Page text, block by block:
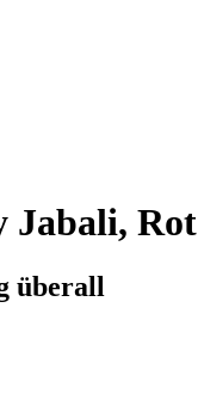
Jabali, Rot
überall